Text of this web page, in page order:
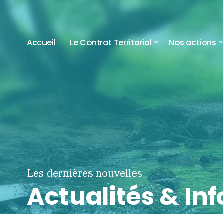
Accueil Le Contrat Territorial Nos actions
Les dernières nouvelles
Actualités &